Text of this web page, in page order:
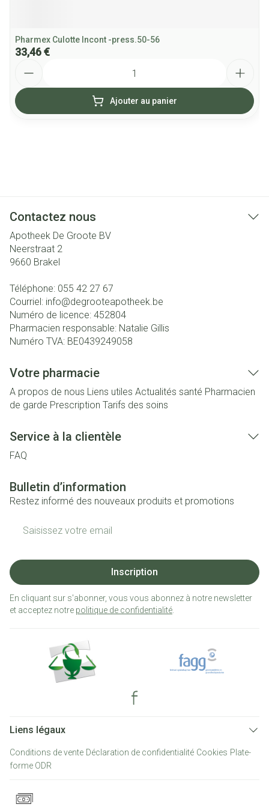
Pharmex Culotte Incont -press.50-56
33,46 €
Ajouter au panier
Contactez nous
Apotheek De Groote BV
Neerstraat 2
9660 Brakel
Téléphone: 055 42 27 67
Courriel: info@degrooteapotheek.be
Numéro de licence: 452804
Pharmacien responsable: Natalie Gillis
Numéro TVA: BE0439249058
Votre pharmacie
A propos de nous Liens utiles Actualités santé Pharmacien
de garde Prescription Tarifs des soins
Service à la clientèle
FAQ
Bulletin d’information
Restez informé des nouveaux produits et promotions
Inscription
En cliquant sur s'abonner, vous vous abonnez à notre newsletter
et acceptez notre politique de confidentialité
Liens légaux
Conditions de vente Déclaration de confidentialité Cookies Plate-
forme ODR